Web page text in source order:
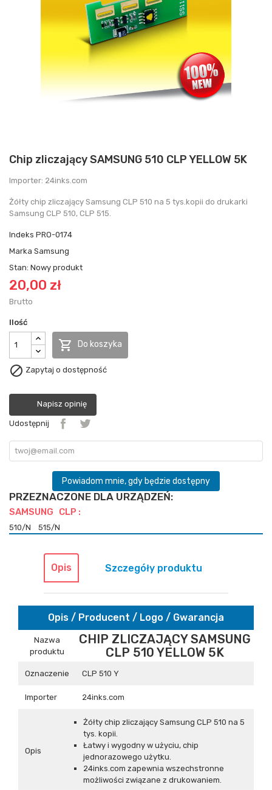
Chip zliczający SAMSUNG 510 CLP YELLOW 5K
Importer: 24inks.com
Żółty chip zliczający Samsung CLP 510 na 5 tys.kopii do drukarki
Samsung CLP 510, CLP 515.
Indeks PRO-0174
Marka Samsung
Stan: Nowy produkt
20,00 zł
Brutto
Ilość
 Do koszyka
 Zapytaj o dostępność
Napisz opinię
Udostępnij
Powiadom mnie, gdy będzie dostępny
PRZEZNACZONE DLA URZĄDZEŃ:
SAMSUNG CLP :
510/N 515/N
Opis Szczegóły produktu
Opis / Producent / Logo / Gwarancja
Nazwa
produktu
CHIP ZLICZAJĄCY SAMSUNG
CLP 510 YELLOW 5K
Oznaczenie CLP 510 Y
Importer 24inks.com
Opis
Żółty chip zliczający Samsung CLP 510 na 5
tys. kopii.
Łatwy i wygodny w użyciu, chip
jednorazowego użytku.
24inks.com zapewnia wszechstronne
możliwości związane z drukowaniem.